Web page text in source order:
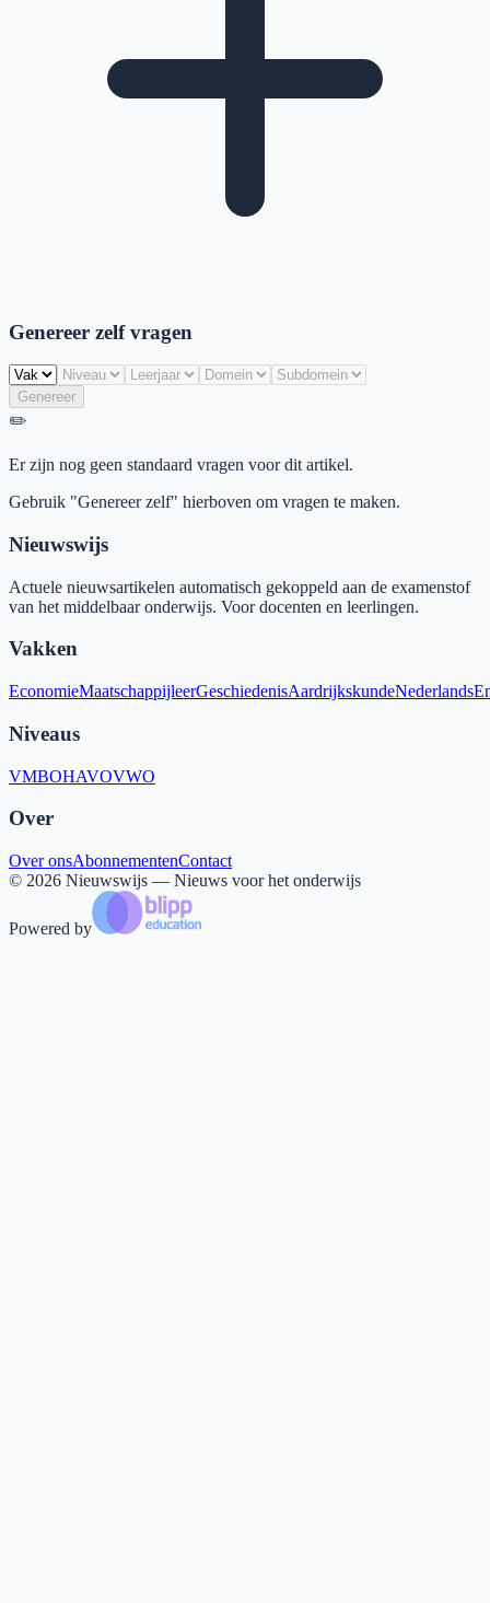
Genereer zelf vragen
Genereer
✏️
Er zijn nog geen standaard vragen voor dit artikel.
Gebruik "Genereer zelf" hierboven om vragen te maken.
Nieuwswijs
Actuele nieuwsartikelen automatisch gekoppeld aan de examenstof
van het middelbaar onderwijs. Voor docenten en leerlingen.
Vakken
EconomieMaatschappijleerGeschiedenisAardrijkskundeNederlands
Niveaus
VMBOHAVOVWO
Over
Over onsAbonnementenContact
© 2026 Nieuwswijs — Nieuws voor het onderwijs
Powered by